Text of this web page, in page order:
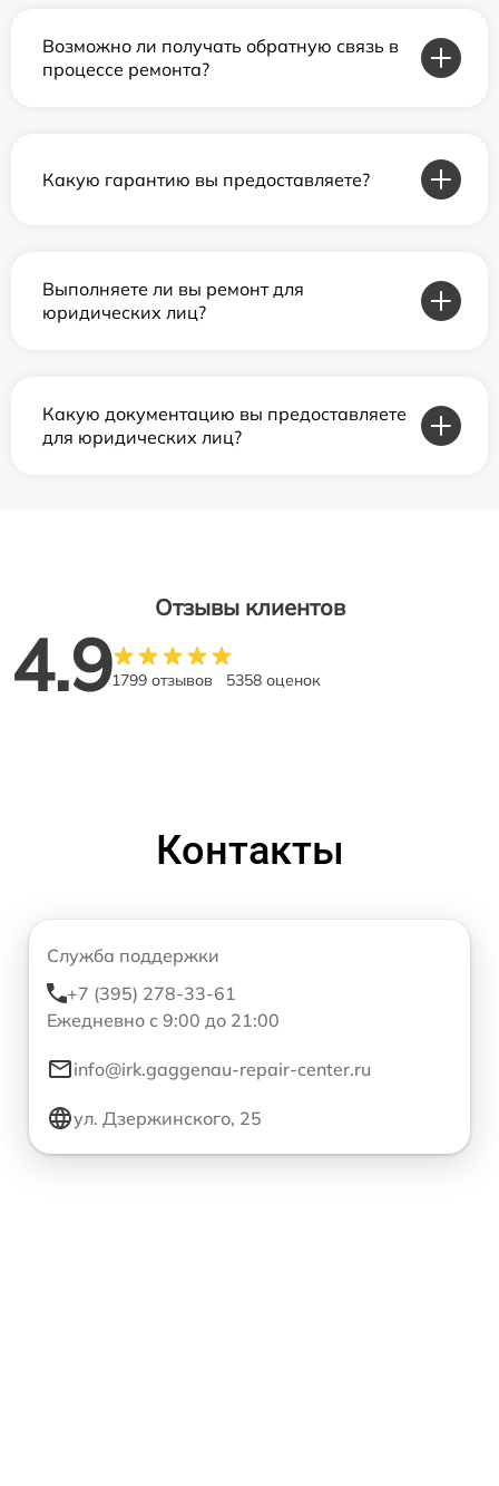
Возможно ли получать обратную связь в
процессе ремонта?
Какую гарантию вы предоставляете?
Выполняете ли вы ремонт для
юридических лиц?
Какую документацию вы предоставляете
для юридических лиц?
Отзывы клиентов
4.91799 отзывов 5358 оценок
Контакты
Служба поддержки
+7 (395) 278-33-61
Ежедневно с 9:00 до 21:00
info@irk.gaggenau-repair-center.ru
ул. Дзержинского, 25